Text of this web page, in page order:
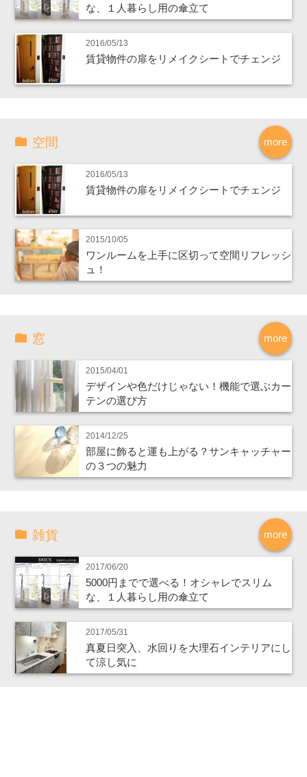
な、１人暮らし用の傘立て
2016/05/13
賃貸物件の扉をリメイクシートでチェンジ
more
空間
2016/05/13
賃貸物件の扉をリメイクシートでチェンジ
2015/10/05
ワンルームを上手に区切って空間リフレッシ
ュ！
more
窓
2015/04/01
デザインや色だけじゃない！機能で選ぶカー
テンの選び方
2014/12/25
部屋に飾ると運も上がる？サンキャッチャー
の３つの魅力
more
雑貨
2017/06/20
5000円までで選べる！オシャレでスリム
な、１人暮らし用の傘立て
2017/05/31
真夏日突入、水回りを大理石インテリアにし
て涼し気に